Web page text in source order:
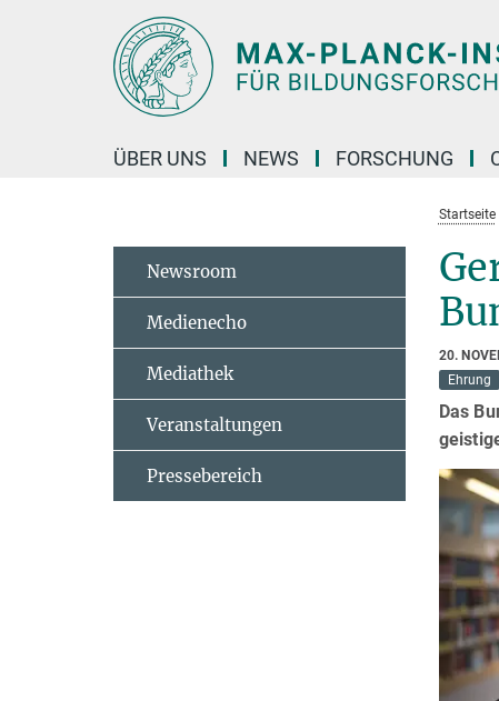
ÜBER UNS NEWS FORSCHUNG
Startseite
20.
Ehrung
Das
Newsroom
Medienecho
Mediathek
Veranstaltungen
Pressebereich